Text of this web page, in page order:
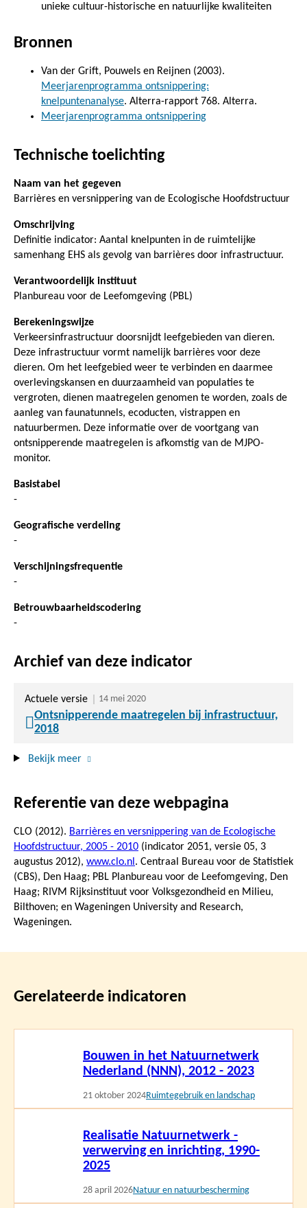
unieke cultuur-historische en natuurlijke kwaliteiten
Bronnen
Van der Grift, Pouwels en Reijnen (2003).
Meerjarenprogramma ontsnippering:
knelpuntenanalyse. Alterra-rapport 768. Alterra.
Meerjarenprogramma ontsnippering
Technische toelichting
Naam van het gegeven
Barrières en versnippering van de Ecologische Hoofdstructuur
Omschrijving
Definitie indicator: Aantal knelpunten in de ruimtelijke
samenhang EHS als gevolg van barrières door infrastructuur.
Verantwoordelijk instituut
Planbureau voor de Leefomgeving (PBL)
Berekeningswijze
Verkeersinfrastructuur doorsnijdt leefgebieden van dieren.
Deze infrastructuur vormt namelijk barrières voor deze
dieren. Om het leefgebied weer te verbinden en daarmee
overlevingskansen en duurzaamheid van populaties te
vergroten, dienen maatregelen genomen te worden, zoals de
aanleg van faunatunnels, ecoducten, vistrappen en
natuurbermen. Deze informatie over de voortgang van
ontsnipperende maatregelen is afkomstig van de MJPO-
monitor.
Basistabel
-
Geografische verdeling
-
Verschijningsfrequentie
-
Betrouwbaarheidscodering
-
Archief van deze indicator
Actuele versie 14 mei 2020
Ontsnipperende maatregelen bij infrastructuur,
2018
Bekijk meer
Referentie van deze webpagina
CLO (2012). Barrières en versnippering van de Ecologische
Hoofdstructuur, 2005 - 2010 (indicator 2051, versie 05, 3
augustus 2012), www.clo.nl . Centraal Bureau voor de Statistiek
(CBS), Den Haag; PBL Planbureau voor de Leefomgeving, Den
Haag; RIVM Rijksinstituut voor Volksgezondheid en Milieu,
Bilthoven; en Wageningen University and Research,
Wageningen.
Gerelateerde indicatoren
Bouwen in het Natuurnetwerk
Nederland (NNN), 2012 - 2023
21 oktober 2024Ruimtegebruik en landschap
Realisatie Natuurnetwerk -
verwerving en inrichting, 1990-
2025
28 april 2026Natuur en natuurbescherming